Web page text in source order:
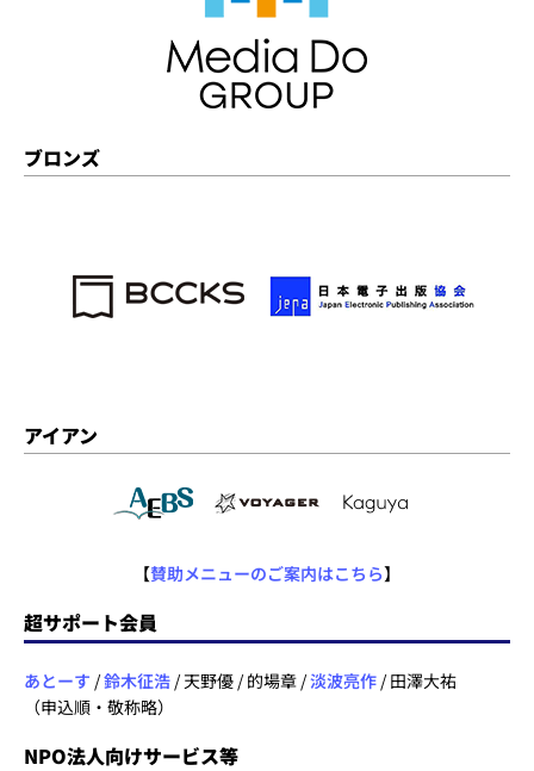
ブロンズ
アイアン
【賛助メニューのご案内はこちら】
超サポート会員
あとーす /鈴木征浩 / 天野優 / 的場章 /淡波亮作 / 田澤大祐
（申込順・敬称略）
NPO法人向けサービス等